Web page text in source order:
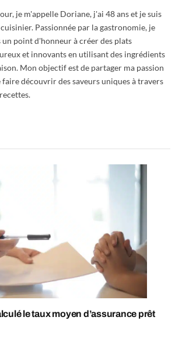
je m'appelle Doriane, j'ai 48 ans et je suis
Passionnée par la gastronomie, je
un point d'honneur à créer des plats
et innovants en utilisant des ingrédients
Mon objectif est de partager ma passion
faire découvrir des saveurs uniques à travers
le taux moyen d’assurance prêt